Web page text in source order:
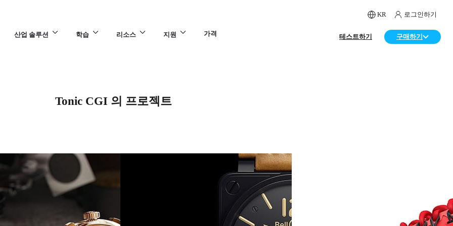
KR 로그인하기
산업 솔루션 학습 리소스 지원 가격 테스트하기 구매하기
Tonic CGI 의 프로젝트